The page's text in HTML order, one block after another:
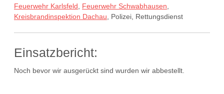
Feuerwehr Karlsfeld
Feuerwehr Schwabhausen
Kreisbrandinspektion Dachau , Polizei, Rettungsdienst
Einsatzbericht:
Noch bevor wir ausgerückt sind wurden wir abbestellt.